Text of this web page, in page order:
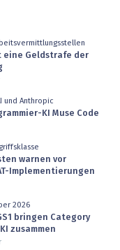
eine Geldstrafe der
und Anthropic
KI Muse Code
warnen vor
Implementierungen
2026
bringen Category
zusammen